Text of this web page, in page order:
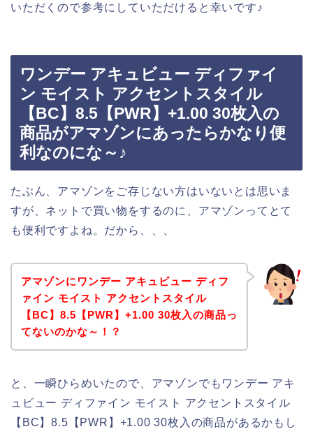
いただくので参考にしていただけると幸いです♪
ワンデー アキュビュー ディファイ
ン モイスト アクセントスタイル
【BC】8.5【PWR】+1.00 30枚入の
商品がアマゾンにあったらかなり便
利なのにな～♪
たぶん、アマゾンをご存じない方はいないとは思いま
すが、ネットで買い物をするのに、アマゾンってとて
も便利ですよね。だから、、、
アマゾンにワンデー アキュビュー ディフ
ァイン モイスト アクセントスタイル
【BC】8.5【PWR】+1.00 30枚入の商品っ
てないのかな～！？
と、一瞬ひらめいたので、アマゾンでもワンデー アキ
ュビュー ディファイン モイスト アクセントスタイル
【BC】8.5【PWR】+1.00 30枚入の商品があるかもし